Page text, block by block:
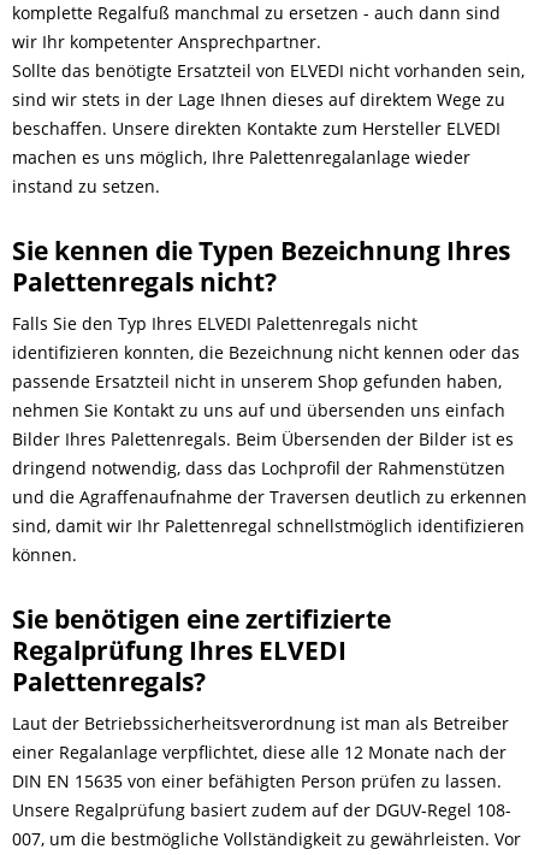
komplette Regalfuß manchmal zu ersetzen - auch dann sind
wir Ihr kompetenter Ansprechpartner.
Sollte das benötigte Ersatzteil von ELVEDI nicht vorhanden sein,
sind wir stets in der Lage Ihnen dieses auf direktem Wege zu
beschaffen. Unsere direkten Kontakte zum Hersteller ELVEDI
machen es uns möglich, Ihre Palettenregalanlage wieder
instand zu setzen.
Sie kennen die Typen Bezeichnung Ihres
Palettenregals nicht?
Falls Sie den Typ Ihres ELVEDI Palettenregals nicht
identifizieren konnten, die Bezeichnung nicht kennen oder das
passende Ersatzteil nicht in unserem Shop gefunden haben,
nehmen Sie Kontakt zu uns auf und übersenden uns einfach
Bilder Ihres Palettenregals. Beim Übersenden der Bilder ist es
dringend notwendig, dass das Lochprofil der Rahmenstützen
und die Agraffenaufnahme der Traversen deutlich zu erkennen
sind, damit wir Ihr Palettenregal schnellstmöglich identifizieren
können.
Sie benötigen eine zertifizierte
Regalprüfung Ihres ELVEDI
Palettenregals?
Laut der Betriebssicherheitsverordnung ist man als Betreiber
einer Regalanlage verpflichtet, diese alle 12 Monate nach der
DIN EN 15635 von einer befähigten Person prüfen zu lassen.
Unsere Regalprüfung basiert zudem auf der DGUV-Regel 108-
007, um die bestmögliche Vollständigkeit zu gewährleisten. Vor